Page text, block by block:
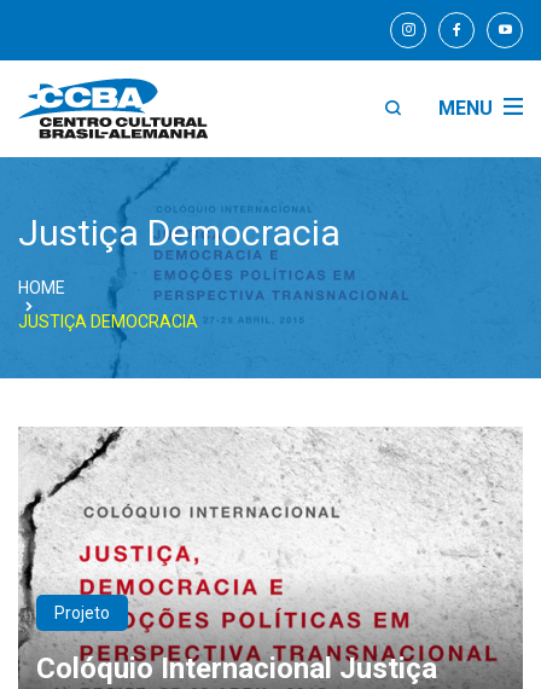
MENU
Justiça Democracia
HOME
JUSTIÇA DEMOCRACIA
Projeto
Colóquio Internacional Justiça